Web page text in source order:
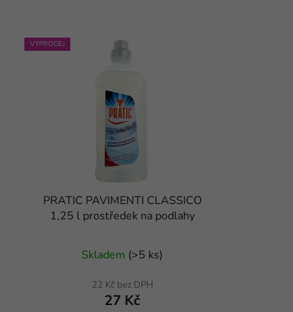
VÝPRODEJ
PRATIC PAVIMENTI CLASSICO
1,25 l prostředek na podlahy
hodnocení
produktu
je
Skladem (>5 ks)
22 Kč bez DPH
27 Kč